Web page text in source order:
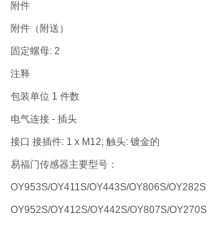
附件
附件（附送）
固定螺母: 2
注释
包装单位 1 件数
电气连接 - 插头
接口 接插件: 1 x M12; 触头: 镀金的
易福门传感器主要型号：
OY953S/OY411S/OY443S/OY806S/OY282S
OY952S/OY412S/OY442S/OY807S/OY270S